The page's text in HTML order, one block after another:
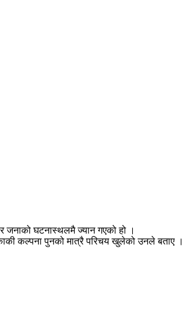
जनाको घटनास्थलमै ज्यान गएको हो ।
कल्पना पुनको मात्रै परिचय खुलेको उनले बताए ।